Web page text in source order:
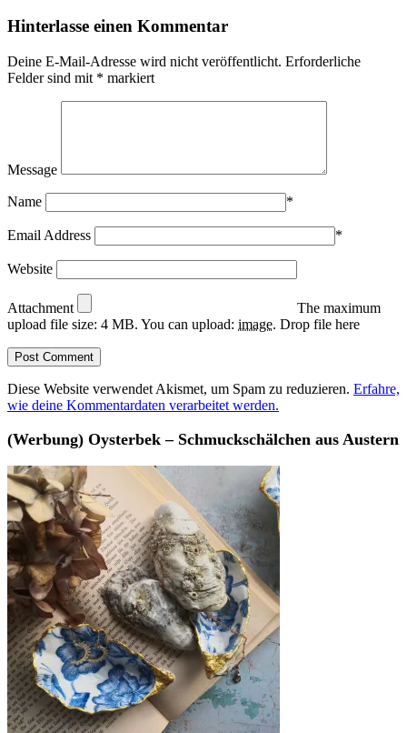
Hinterlasse einen Kommentar
Deine E-Mail-Adresse wird nicht veröffentlicht. Erforderliche
Felder sind mit * markiert
Message
Name *
Email Address *
Website
Attachment
The maximum
upload file size: 4 MB. You can upload: image. Drop file here
Diese Website verwendet Akismet, um Spam zu reduzieren. Erfahre,
wie deine Kommentardaten verarbeitet werden.
(Werbung) Oysterbek – Schmuckschälchen aus Austern